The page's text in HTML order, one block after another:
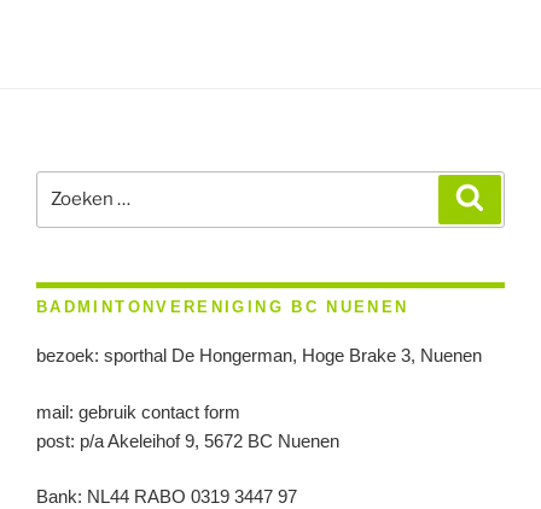
naar:
BADMINTONVERENIGING BC NUENEN
bezoek: sporthal De Hongerman, Hoge Brake 3, Nuenen
mail: gebruik contact form
post: p/a Akeleihof 9, 5672 BC Nuenen
Bank: NL44 RABO 0319 3447 97